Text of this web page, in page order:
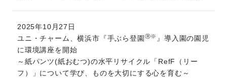
2025年10月27日
ユニ・チャーム、横浜市『手ぶら登園 Ⓡ※ 』導入園の園児
に環境講座を開始
～紙パンツ(紙おむつ)の水平リサイクル「RefF（リー
フ）」について学び、ものを大切にする心を育む～